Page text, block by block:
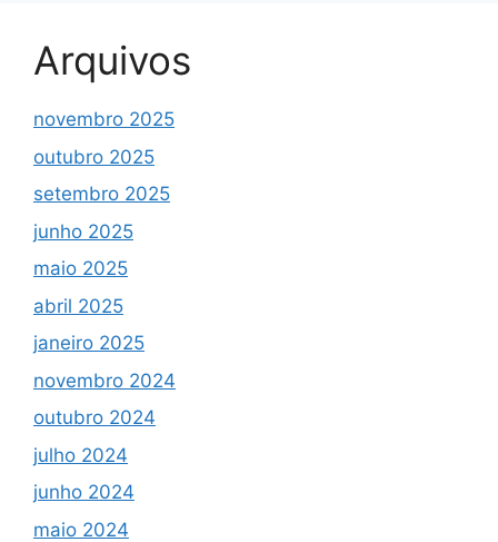
Arquivos
novembro 2025
outubro 2025
setembro 2025
junho 2025
maio 2025
abril 2025
janeiro 2025
novembro 2024
outubro 2024
julho 2024
junho 2024
maio 2024